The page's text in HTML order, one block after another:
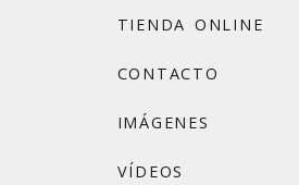
TIENDA ONLINE
CONTACTO
IMÁGENES
VÍDEOS